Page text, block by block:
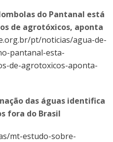
do Pantanal está
de agrotóxicos, aponta
pt/noticias/agua-de-
pantanal-esta-
de-agrotoxicos-aponta-
das águas identifica
fora do Brasil
mt-estudo-sobre-